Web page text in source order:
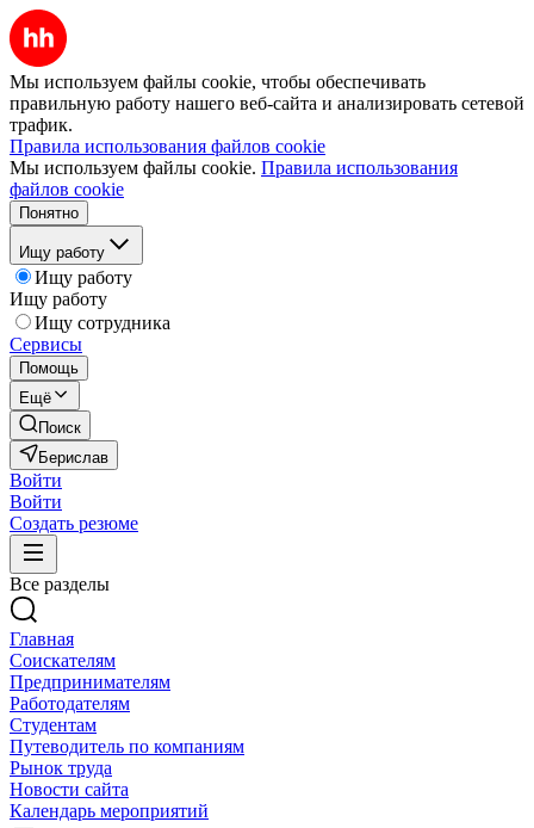
Мы используем файлы cookie, чтобы обеспечивать
правильную работу нашего веб-сайта и анализировать сетевой
трафик.
Правила использования файлов cookie
Мы используем файлы cookie. Правила использования
файлов cookie
Понятно
Ищу работу
Ищу работу
Ищу работу
Ищу сотрудника
Сервисы
Помощь
Ещё
Поиск
Берислав
Войти
Войти
Создать резюме
Все разделы
Главная
Соискателям
Предпринимателям
Работодателям
Студентам
Путеводитель по компаниям
Рынок труда
Новости сайта
Календарь мероприятий